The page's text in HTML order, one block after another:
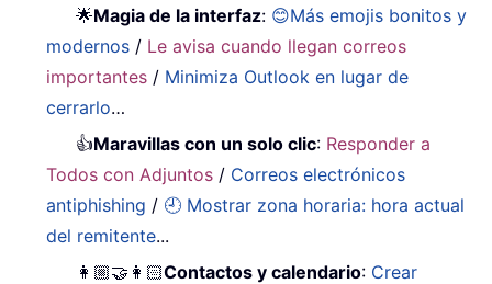
🌟Magia de la interfaz: 😊Más emojis bonitos y
modernos / Le avisa cuando llegan correos
importantes / Minimiza Outlook en lugar de
cerrarlo…
👍Maravillas con un solo clic: Responder a
Todos con Adjuntos / Correos electrónicos
antiphishing / 🕘 Mostrar zona horaria: hora actual
del remitente...
👩🏼‍🤝‍👩🏻Contactos y calendario: Crear